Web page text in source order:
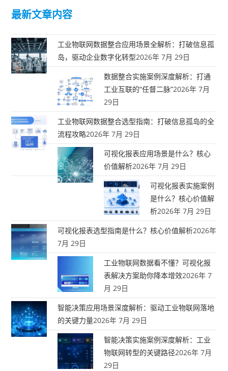
最新文章内容
工业物联网数据整合应用场景全解析：打破信息孤
岛，驱动企业数字化转型2026年 7月 29日
数据整合实施案例深度解析：打通
工业互联的“任督二脉”2026年 7月
29日
工业物联网数据整合选型指南：打破信息孤岛的全
流程攻略2026年 7月 29日
可视化报表应用场景是什么？核心
价值解析2026年 7月 29日
可视化报表实施案例
是什么？核心价值解
析2026年 7月 29日
可视化报表选型指南是什么？核心价值解析2026年
7月 29日
工业物联网数据看不懂？可视化报
表解决方案助你降本增效2026年 7
月 29日
智能决策应用场景深度解析：驱动工业物联网落地
的关键力量2026年 7月 29日
智能决策实施案例深度解析：工业
物联网转型的关键路径2026年 7月
29日